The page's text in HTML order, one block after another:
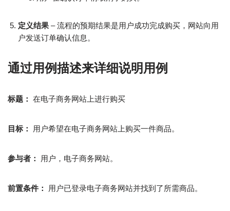
定义结果 – 流程的预期结果是用户成功完成购买，网站向用
户发送订单确认信息。
通过用例描述来详细说明用例
标题： 在电子商务网站上进行购买
目标： 用户希望在电子商务网站上购买一件商品。
参与者： 用户，电子商务网站。
前置条件： 用户已登录电子商务网站并找到了所需商品。